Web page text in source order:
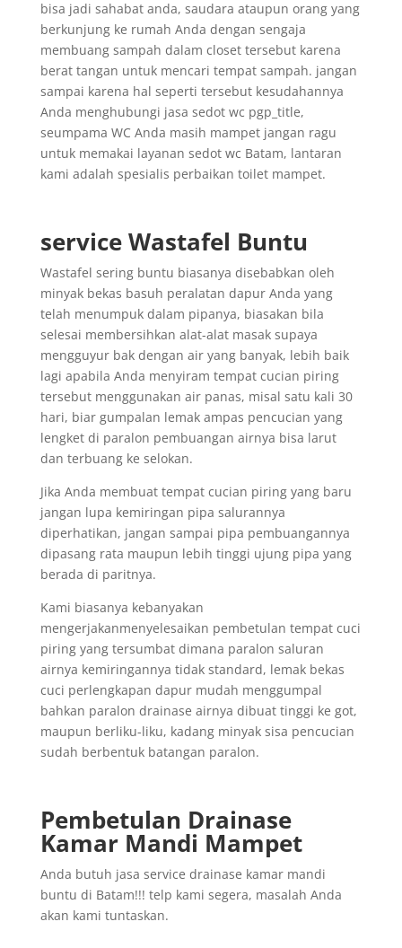
bisa jadi sahabat anda, saudara ataupun orang yang
berkunjung ke rumah Anda dengan sengaja
membuang sampah dalam closet tersebut karena
berat tangan untuk mencari tempat sampah. jangan
sampai karena hal seperti tersebut kesudahannya
Anda menghubungi jasa sedot wc pgp_title,
seumpama WC Anda masih mampet jangan ragu
untuk memakai layanan sedot wc Batam, lantaran
kami adalah spesialis perbaikan toilet mampet.
service Wastafel Buntu
Wastafel sering buntu biasanya disebabkan oleh
minyak bekas basuh peralatan dapur Anda yang
telah menumpuk dalam pipanya, biasakan bila
selesai membersihkan alat-alat masak supaya
mengguyur bak dengan air yang banyak, lebih baik
lagi apabila Anda menyiram tempat cucian piring
tersebut menggunakan air panas, misal satu kali 30
hari, biar gumpalan lemak ampas pencucian yang
lengket di paralon pembuangan airnya bisa larut
dan terbuang ke selokan.
Jika Anda membuat tempat cucian piring yang baru
jangan lupa kemiringan pipa salurannya
diperhatikan, jangan sampai pipa pembuangannya
dipasang rata maupun lebih tinggi ujung pipa yang
berada di paritnya.
Kami biasanya kebanyakan
mengerjakanmenyelesaikan pembetulan tempat cuci
piring yang tersumbat dimana paralon saluran
airnya kemiringannya tidak standard, lemak bekas
cuci perlengkapan dapur mudah menggumpal
bahkan paralon drainase airnya dibuat tinggi ke got,
maupun berliku-liku, kadang minyak sisa pencucian
sudah berbentuk batangan paralon.
Pembetulan Drainase
Kamar Mandi Mampet
Anda butuh jasa service drainase kamar mandi
buntu di Batam!!! telp kami segera, masalah Anda
akan kami tuntaskan.